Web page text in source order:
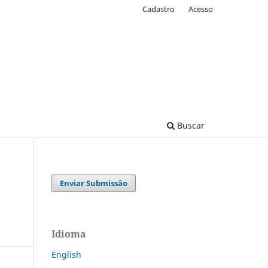
Buscar
Cadastro Acesso
Enviar Submissão
Idioma
English